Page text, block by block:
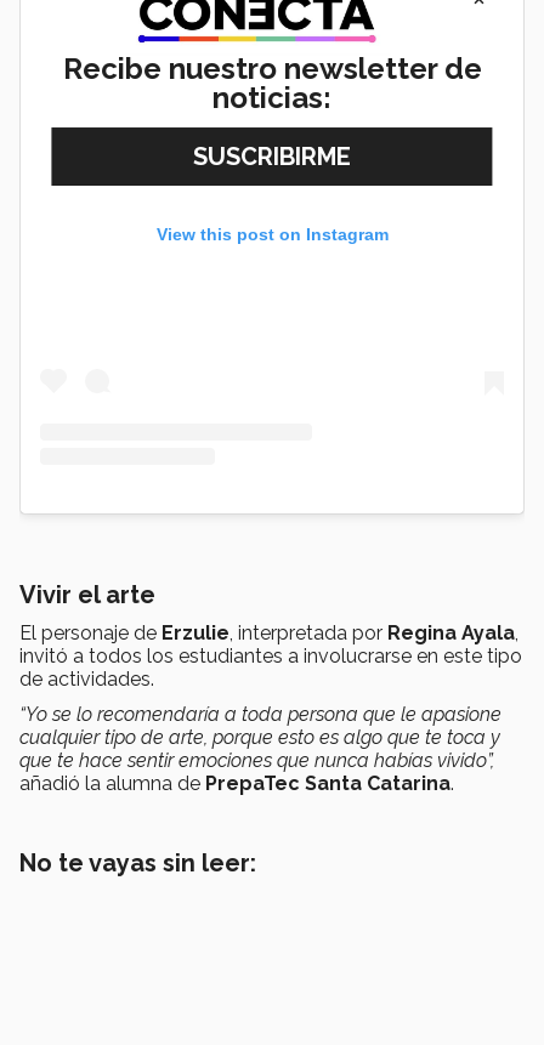
View this post on Instagram
Vivir el arte
El personaje de Erzulie , interpretada por Regina Ayala
invitó a todos los estudiantes a involucrarse en este tipo
de actividades.
“Yo se lo recomendaría a toda persona que le apasione
cualquier tipo de arte, porque esto es algo que te toca y
que te hace sentir emociones que nunca habías vivido”,
añadió la alumna de PrepaTec Santa Catarina.
No te vayas sin leer:
Recibe nuestro newsletter de
noticias: